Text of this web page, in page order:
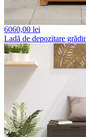
6060,00 lei
Ladă de depozitare